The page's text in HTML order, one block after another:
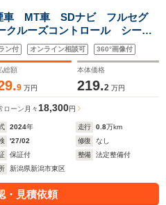
車 MT車 SDナビ フルセグ
ルーズコントロール シート
ライブレコーダー 衝突軽減
ホイール
ン付 オンライン相談可 360°画像付
総額
9 万円
本体価格
219.2 万円
ローン 月々 18,300円
2024年 走行 0.8万km
'27/02 修復
なし
保証付 整備
法定整備付
新潟県新潟市東区
・見積依頼